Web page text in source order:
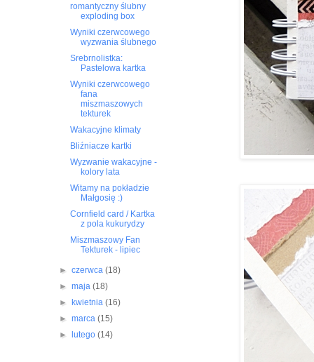
romantyczny ślubny
exploding box
Wyniki czerwcowego
wyzwania ślubnego
Srebrnolistka:
Pastelowa kartka
Wyniki czerwcowego
fana
miszmaszowych
tekturek
Wakacyjne klimaty
Bliźniacze kartki
Wyzwanie wakacyjne -
kolory lata
Witamy na pokładzie
Małgosię :)
Cornfield card / Kartka
z pola kukurydzy
Miszmaszowy Fan
Tekturek - lipiec
►czerwca(18)
►maja(18)
►
kwietnia(16)
►marca(15)
►
lutego(14)